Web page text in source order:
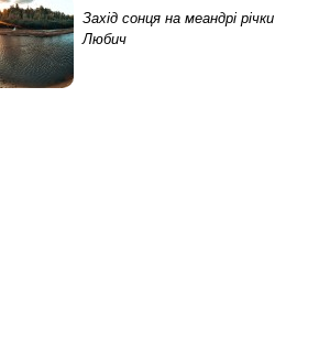
Захід сонця на меандрі річки
Любич